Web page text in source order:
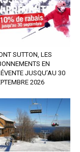
SUTTON, LES
EN
JUSQU’AU 30
2026